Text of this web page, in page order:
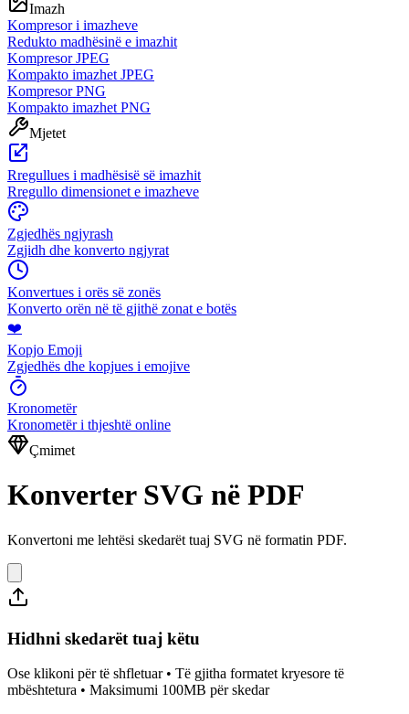
Imazh
Kompresor i imazheve
Redukto madhësinë e imazhit
Kompresor JPEG
Kompakto imazhet JPEG
Kompresor PNG
Kompakto imazhet PNG
Mjetet
Rregullues i madhësisë së imazhit
Rregullo dimensionet e imazheve
Zgjedhës ngjyrash
Zgjidh dhe konverto ngjyrat
Konvertues i orës së zonës
Konverto orën në të gjithë zonat e botës
❤️
Kopjo Emoji
Zgjedhës dhe kopjues i emojive
Kronometër
Kronometër i thjeshtë online
Çmimet
Konverter SVG në PDF
Konvertoni me lehtësi skedarët tuaj SVG në formatin PDF.
Hidhni skedarët tuaj këtu
Ose klikoni për të shfletuar • Të gjitha formatet kryesore të
mbështetura • Maksimumi 100MB për skedar